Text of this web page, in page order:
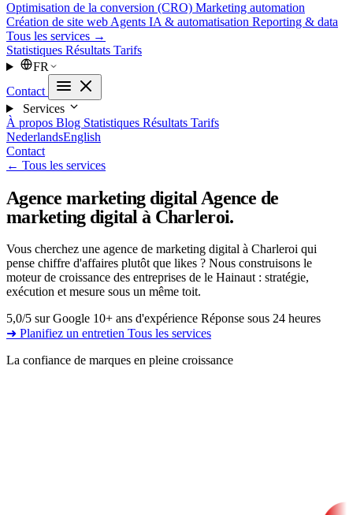
Optimisation de la conversion (CRO) Marketing automation
Création de site web Agents IA & automatisation Reporting & data
Tous les services →
Statistiques Résultats Tarifs
FR
Contact
Services
À propos Blog Statistiques Résultats Tarifs
NederlandsEnglish
Contact
← Tous les services
Agence marketing digital Agence de
marketing digital à Charleroi.
Vous cherchez une agence de marketing digital à Charleroi qui
pense chiffre d'affaires plutôt que likes ? Nous construisons le
moteur de croissance des entreprises de le Hainaut : stratégie,
exécution et mesure sous un même toit.
5,0/5 sur Google 10+ ans d'expérience Réponse sous 24 heures
➜ Planifiez un entretien Tous les services
La confiance de marques en pleine croissance